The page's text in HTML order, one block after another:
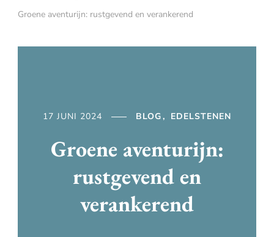
Groene aventurijn: rustgevend en verankerend
17 JUNI 2024 BLOG EDELSTENEN
Groene aventurijn:
rustgevend en
verankerend